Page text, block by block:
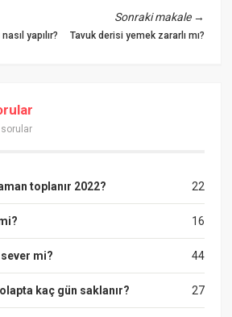
yapılır?
Sonraki makale→
Tavuk derisi yemek zararlı mı?
sorular
22
toplanır 2022?
16
44
sever mi?
27
kaç gün saklanır?